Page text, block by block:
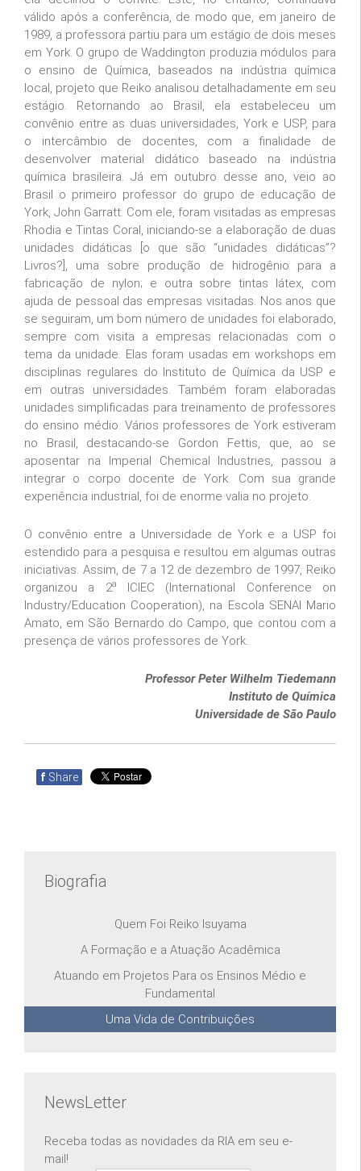
válido após a conferência, de modo que, em janeiro de
1989, a professora partiu para um estágio de dois meses
em York. O grupo de Waddington produzia módulos para
o ensino de Química, baseados na indústria química
local, projeto que Reiko analisou detalhadamente em seu
estágio. Retornando ao Brasil, ela estabeleceu um
convênio entre as duas universidades, York e USP, para
o intercâmbio de docentes, com a finalidade de
desenvolver material didático baseado na indústria
química brasileira. Já em outubro desse ano, veio ao
Brasil o primeiro professor do grupo de educação de
York, John Garratt. Com ele, foram visitadas as empresas
Rhodia e Tintas Coral, iniciando-se a elaboração de duas
unidades didáticas [o que são “unidades didáticas”?
Livros?], uma sobre produção de hidrogênio para a
fabricação de nylon; e outra sobre tintas látex, com
ajuda de pessoal das empresas visitadas. Nos anos que
se seguiram, um bom número de unidades foi elaborado,
sempre com visita a empresas relacionadas com o
tema da unidade. Elas foram usadas em workshops em
disciplinas regulares do Instituto de Química da USP e
em outras universidades. Também foram elaboradas
unidades simplificadas para treinamento de professores
do ensino médio. Vários professores de York estiveram
no Brasil, destacando-se Gordon Fettis, que, ao se
aposentar na Imperial Chemical Industries, passou a
integrar o corpo docente de York. Com sua grande
experiência industrial, foi de enorme valia no projeto.
O convênio entre a Universidade de York e a USP foi
estendido para a pesquisa e resultou em algumas outras
iniciativas. Assim, de 7 a 12 de dezembro de 1997, Reiko
organizou a 2a
ICIEC (International Conference on
Industry/Education Cooperation), na Escola SENAI Mario
Amato, em São Bernardo do Campo, que contou com a
presença de vários professores de York.
Professor Peter Wilhelm Tiedemann
Instituto de Química
Universidade de São Paulo
f Share
Biografia
Quem Foi Reiko Isuyama
A Formação e a Atuação Acadêmica
Atuando em Projetos Para os Ensinos Médio e
Fundamental
Uma Vida de Contribuições
NewsLetter
Receba todas as novidades da RIA em seu e-
mail!